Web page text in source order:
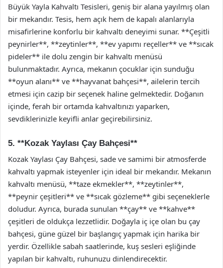
Büyük Yayla Kahvaltı Tesisleri, geniş bir alana yayılmış olan
bir mekandır. Tesis, hem açık hem de kapalı alanlarıyla
misafirlerine konforlu bir kahvaltı deneyimi sunar. **Çeşitli
peynirler**, **zeytinler**, **ev yapımı reçeller** ve **sıcak
pideler** ile dolu zengin bir kahvaltı menüsü
bulunmaktadır. Ayrıca, mekanın çocuklar için sunduğu
**oyun alanı** ve **hayvanat bahçesi**, ailelerin tercih
etmesi için cazip bir seçenek haline gelmektedir. Doğanın
içinde, ferah bir ortamda kahvaltınızı yaparken,
sevdiklerinizle keyifli anlar geçirebilirsiniz.
5. **Kozak Yaylası Çay Bahçesi**
Kozak Yaylası Çay Bahçesi, sade ve samimi bir atmosferde
kahvaltı yapmak isteyenler için ideal bir mekandır. Mekanın
kahvaltı menüsü, **taze ekmekler**, **zeytinler**,
**peynir çeşitleri** ve **sıcak gözleme** gibi seçeneklerle
doludur. Ayrıca, burada sunulan **çay** ve **kahve**
çeşitleri de oldukça lezzetlidir. Doğayla iç içe olan bu çay
bahçesi, güne güzel bir başlangıç yapmak için harika bir
yerdir. Özellikle sabah saatlerinde, kuş sesleri eşliğinde
yapılan bir kahvaltı, ruhunuzu dinlendirecektir.